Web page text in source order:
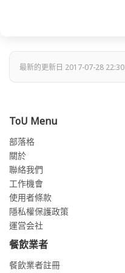
最新的更新日 2017-07-28 22:30
ToU Menu
部落格
關於
聯絡我們
工作機會
使用者條款
隱私權保護政策
運営会社
餐飲業者
餐飲業者註冊